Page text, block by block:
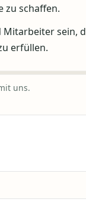
zu schaffen.
sein,
erfüllen.
uns.